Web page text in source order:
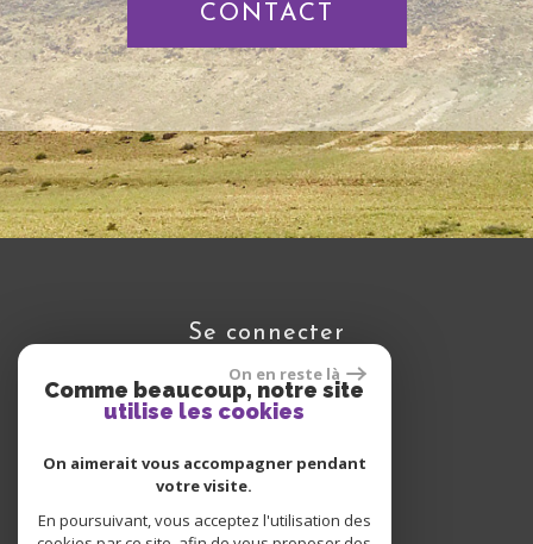
On en reste là
Comme beaucoup, notre site
utilise les cookies
On aimerait vous accompagner pendant
votre visite.
En poursuivant, vous acceptez l'utilisation des
CONTACT
se connecter
Espace propriétaire